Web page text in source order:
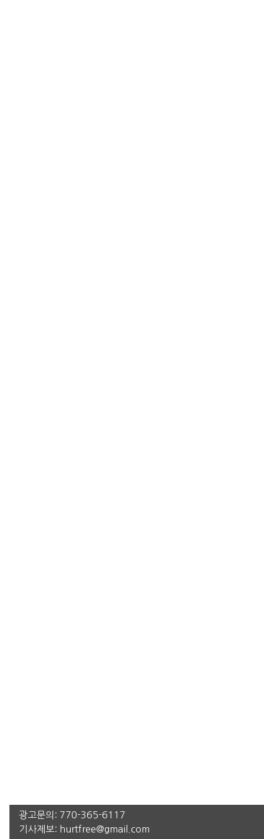
광고문의: 770-365-6117
기사제보: hurtfree@gmail.com